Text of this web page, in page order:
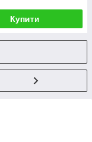
Купити